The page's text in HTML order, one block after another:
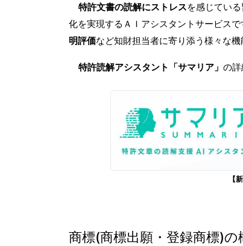
特許文書の読解にストレスを感じている
化を実現するＡＩアシスタントサービス
明評価など知財担当者に寄り添う様々な
特許読解アシスタント「サマリア」 の詳
【
商標(商標出願・登録商標)の